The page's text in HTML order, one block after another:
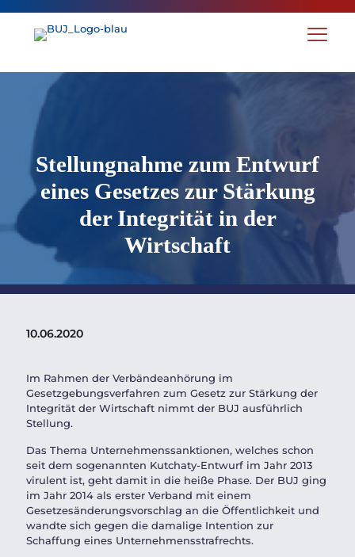
Stellungnahme zum Entwurf
eines Gesetzes zur Stärkung
der Integrität in der
Wirtschaft
10.06.2020
Im Rahmen der Verbändeanhörung im
Gesetzgebungsverfahren zum Gesetz zur Stärkung der
Integrität der Wirtschaft nimmt der BUJ ausführlich
Stellung.
Das Thema Unternehmenssanktionen, welches schon
seit dem sogenannten Kutchaty-Entwurf im Jahr 2013
virulent ist, geht damit in die heiße Phase. Der BUJ ging
im Jahr 2014 als erster Verband mit einem
Gesetzesänderungsvorschlag an die Öffentlichkeit und
wandte sich gegen die damalige Intention zur
Schaffung eines Unternehmensstrafrechts.